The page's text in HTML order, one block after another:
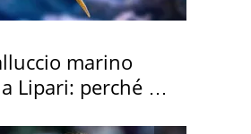
marino
Lipari: perché è